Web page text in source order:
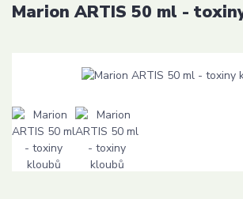
Marion ARTIS 50 ml -